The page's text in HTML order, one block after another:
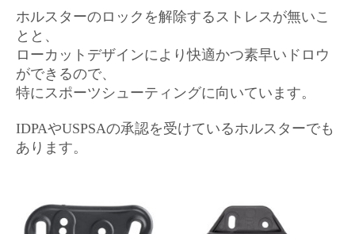
ホルスターのロックを解除するストレスが無いこ
とと、
ローカットデザインにより快適かつ素早いドロウ
ができるので、
特にスポーツシューティングに向いています。
IDPAやUSPSAの承認を受けているホルスターでも
あります。